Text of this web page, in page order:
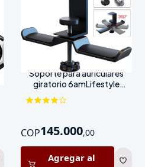
Soporte para auriculares
giratorio 6amLifestyle
aluminio negro
COP145.000,00
Agregar al